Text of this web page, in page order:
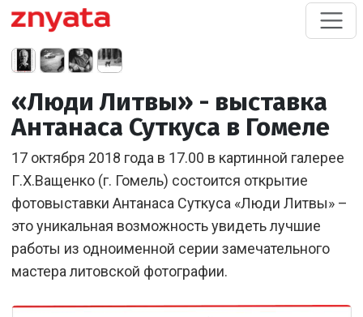
«Люди Литвы» - выставка
Антанаса Суткуса в Гомеле
17 октября 2018 года в 17.00 в картинной галерее
Г.Х.Ващенко (г. Гомель) состоится открытие
фотовыставки Антанаса Суткуса «Люди Литвы» –
это уникальная возможность увидеть лучшие
работы из одноименной серии замечательного
мастера литовской фотографии.